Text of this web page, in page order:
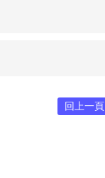
回上一頁